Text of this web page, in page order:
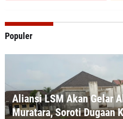
Populer
Aliansi LSM Akan Gelar
Muratara, Soroti Dugaan